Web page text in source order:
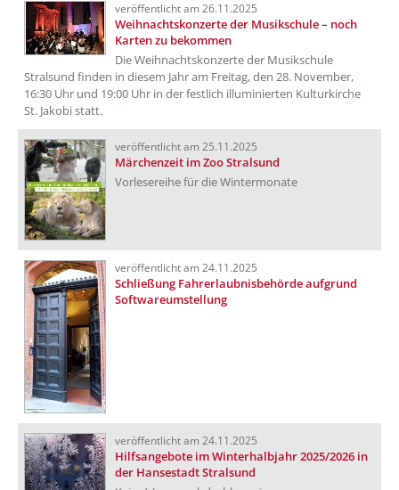
veröffentlicht am 26.11.2025
Weihnachtskonzerte der Musikschule – noch
Karten zu bekommen
Die Weihnachtskonzerte der Musikschule
Stralsund finden in diesem Jahr am Freitag, den 28. November,
16:30 Uhr und 19:00 Uhr in der festlich illuminierten Kulturkirche
St. Jakobi statt.
veröffentlicht am 25.11.2025
Märchenzeit im Zoo Stralsund
Vorlesereihe für die Wintermonate
veröffentlicht am 24.11.2025
Schließung Fahrerlaubnisbehörde aufgrund
Softwareumstellung
veröffentlicht am 24.11.2025
Hilfsangebote im Winterhalbjahr 2025/2026 in
der Hansestadt Stralsund